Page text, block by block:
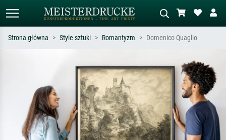
Szukaj wg artysty, tytułu lub stylu – np.
Monet, Gwiaździsta noc,
impresjonizm, fala Hokusaia, akt.
Opisz scenę – np. zielona łąka,
abstrakcja z czerwienią, ciemny olej,
stojący akt obok drzewa.
Strona główna Style sztuki Romantyzm Domenico Quaglio